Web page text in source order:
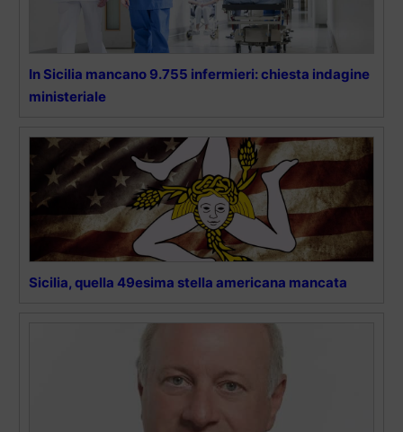
In Sicilia mancano 9.755 infermieri: chiesta indagine
ministeriale
Sicilia, quella 49esima stella americana mancata